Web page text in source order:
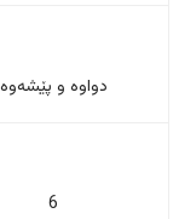
دواوە و پێشەوە
6